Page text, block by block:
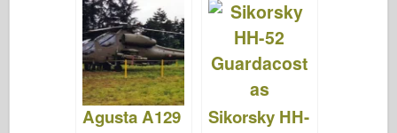
Videos
Agusta A129
Sikorsky HH-